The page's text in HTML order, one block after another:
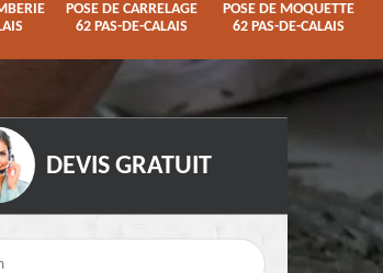
POSE DE CARRELAGE
62 PAS-DE-CALAIS
POSE DE MOQUETTE
62 PAS-DE-CALAIS
de parquet 62
Dépannage
62 Pas-de-Calais
DEVIS GRATUIT